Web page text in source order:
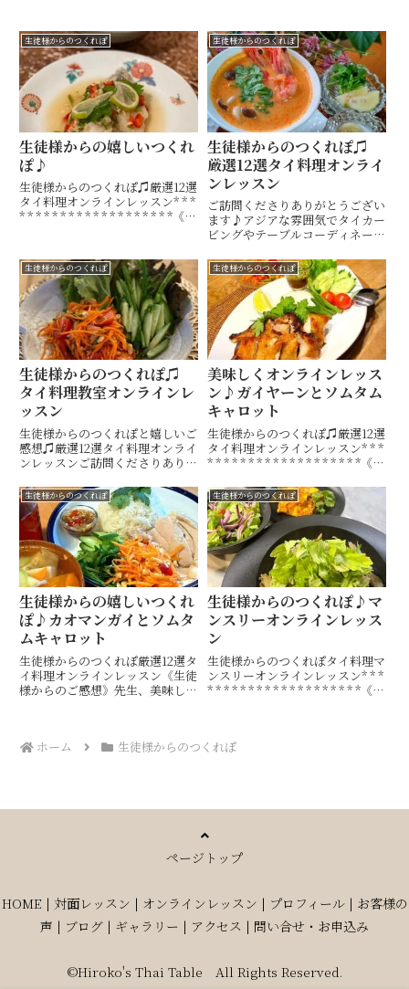
生徒様からのつくれぽ
生徒様からの嬉しいつくれ
ぽ♪
生徒様からのつくれぽ♫厳選12選
タイ料理オンラインレッスン* * *
* * * * * * * * * * * * * * * * * * *《生
手でこまっていたのですが、これ
な...
生徒様からのつくれぽ
生徒様からのつくれぽ♫
厳選12選タイ料理オンライ
ンレッスン
ご訪問くださりありがとうござい
ます♪アジアな雰囲気でタイカー
ビングやテーブルコーディネート
市 Hiroko's Thai Table (ヒロコ
ズタイテーブル) 間 ひろこ(ハザ
マヒロコ)です。キッチンスタジ
オH...
生徒様からのつくれぽ
生徒様からのつくれぽ♫
タイ料理教室オンラインレ
ッスン
生徒様からのつくれぽと嬉しいご
感想♫厳選12選タイ料理オンライ
ンレッスンご訪問くださりありが
でタイカービングやテーブルコー
ディネートも楽しめるタイ料理教
室・ 山口市 Hiroko's Thai
Table (ヒ...
生徒様からのつくれぽ
美味しくオンラインレッス
ン♪ガイヤーンとソムタム
キャロット
生徒様からのつくれぽ♫厳選12選
タイ料理オンラインレッスン* * *
* * * * * * * * * * * * * * * * * * *《生
のT様♡♡主人はめちゃくちゃ美
味しいとたいらげてました人参の
ソ...
生徒様からのつくれぽ
生徒様からの嬉しいつくれ
ぽ♪カオマンガイとソムタ
ムキャロット
生徒様からのつくれぽ厳選12選タ
イ料理オンラインレッスン《生徒
様からのご感想》先生、美味しい
で完食しておりました* * * * * * *
生徒様からのつくれぽ
生徒様からのつくれぽ♪マ
ンスリーオンラインレッス
ン
生徒様からのつくれぽタイ料理マ
ンスリーオンラインレッスン* * *
* * * * * * * * * * * * * * * * * * *《生
ラ...
ホーム 生徒様からのつくれぽ
ページトップ
HOME | 対面レッスン | オンラインレッスン | プロフィール| お客様の
声 | ブログ | ギャラリー | アクセス | 問い合せ・お申込み
©Hiroko's Thai Table All Rights Reserved.